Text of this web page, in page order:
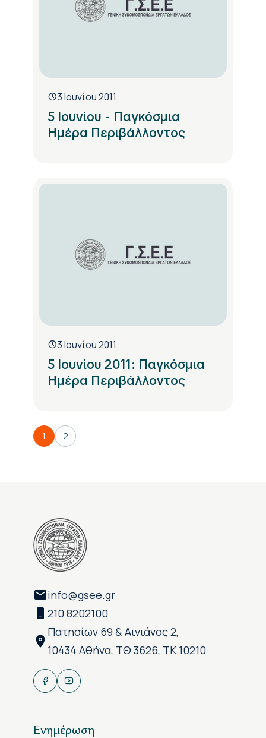
3 Ιουνίου 2011
5 Ιουνίου - Παγκόσμια
Ημέρα Περιβάλλοντος
3 Ιουνίου 2011
5 Ιουνίου 2011: Παγκόσμια
Ημέρα Περιβάλλοντος
1 2
info@gsee.gr
210 8202100
Πατησίων 69 & Αινιάνος 2,
10434 Αθήνα, ΤΘ 3626, ΤΚ 10210
Ενημέρωση